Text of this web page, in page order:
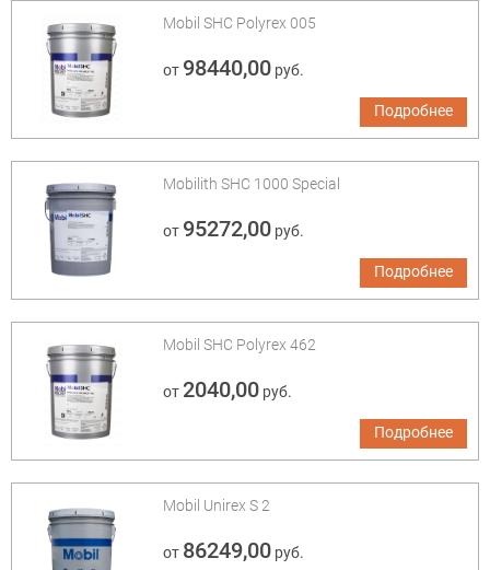
Mobil SHC Polyrex 005
от 98440,00руб.
Подробнее
Mobilith SHC 1000 Special
от 95272,00руб.
Подробнее
Mobil SHC Polyrex 462
от 2040,00руб.
Подробнее
Mobil Unirex S 2
от 86249,00руб.